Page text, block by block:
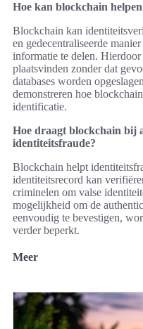
Hoe kan blockchain
Blockchain kan
en gedecentraliseerde
informatie te delen.
plaatsvinden zonder dat
databases worden
demonstreren hoe
identificatie.
Hoe draagt blockchain bij
identiteitsfraude?
Blockchain helpt
identiteitsrecord kan
criminelen om valse
mogelijkheid om de
eenvoudig te bevestigen,
verder beperkt.
Meer